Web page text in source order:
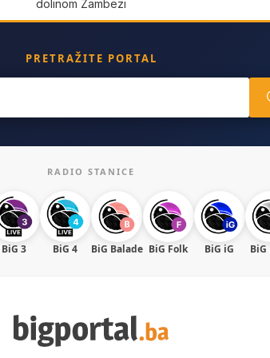
dolinom Zambezi
PRETRAŽITE PORTAL
RADIO STANICE
BiG 3 BiG 4 BiG Balade BiG Folk BiG iG BiG